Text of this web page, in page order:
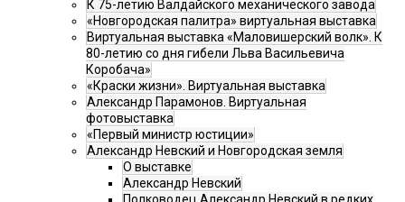
К 75-летию Валдайского механического завода
«Новгородская палитра» виртуальная выставка
Виртуальная выставка «Маловишерский волк». К
80-летию со дня гибели Льва Васильевича
Коробача»
«Краски жизни». Виртуальная выставка
Александр Парамонов. Виртуальная
фотовыставка
«Первый министр юстиции»
Александр Невский и Новгородская земля
О выставке
Александр Невский